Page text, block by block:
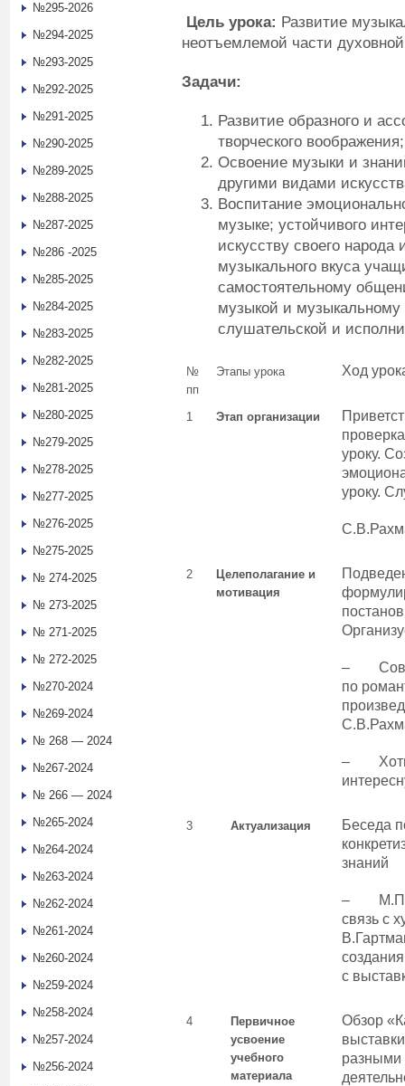
Цель урока: Развитие
неотъемлемой части
Задачи:
Развитие образного и
творческого воображения;
Освоение музыки и
другими видами
Воспитание
музыке; устойчивого
искусству своего
музыкального вкуса
самостоятельному
музыкой и
слушательской и
№
пп
Этапы урока Ход
1 Этап организации
уроку.
уроку.
2
Целеполагание и
мотивация
–
по
–
3 Актуализация
Беседа
знаний
–
связь с
с
4
Первичное
усвоение
учебного
материала
Обзор
разными
№295-2026
№294-2025
№293-2025
№292-2025
№291-2025
№290-2025
№289-2025
№288-2025
№287-2025
№286 -2025
№285-2025
№284-2025
№283-2025
№282-2025
№281-2025
№280-2025
№279-2025
№278-2025
№277-2025
№276-2025
№275-2025
№ 274-2025
№ 273-2025
№ 271-2025
№ 272-2025
№270-2024
№269-2024
№ 268 — 2024
№267-2024
№ 266 — 2024
№265-2024
№264-2024
№263-2024
№262-2024
№261-2024
№260-2024
№259-2024
№258-2024
№257-2024
№256-2024